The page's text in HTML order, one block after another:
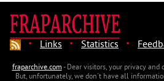
· Links · Statistics ·
fraparchive.com- Dear visitors, your privacy and
But, unfortunately, we don't have all